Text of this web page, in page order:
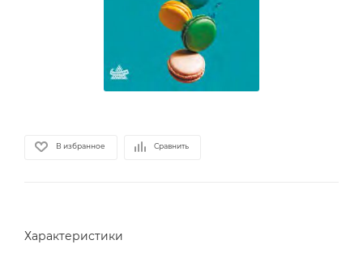
В избранное Сравнить
Характеристики